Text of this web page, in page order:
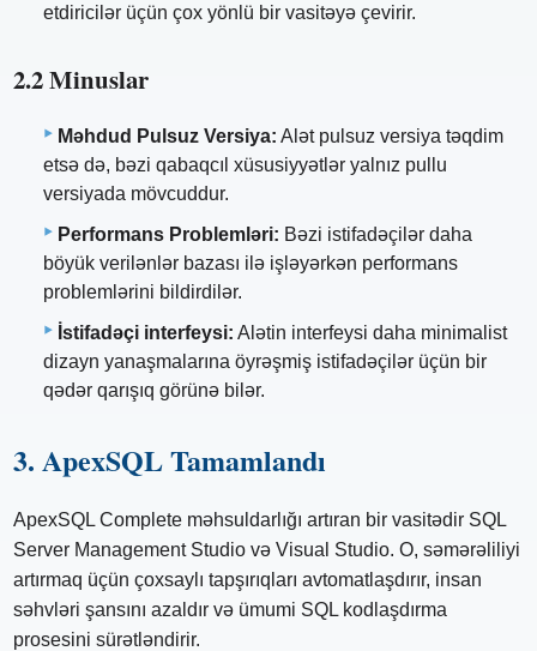
etdiricilər üçün çox yönlü bir vasitəyə çevirir.
2.2 Minuslar
Məhdud Pulsuz Versiya: Alət pulsuz versiya təqdim
etsə də, bəzi qabaqcıl xüsusiyyətlər yalnız pullu
versiyada mövcuddur.
Performans Problemləri: Bəzi istifadəçilər daha
böyük verilənlər bazası ilə işləyərkən performans
problemlərini bildirdilər.
İstifadəçi interfeysi: Alətin interfeysi daha minimalist
dizayn yanaşmalarına öyrəşmiş istifadəçilər üçün bir
qədər qarışıq görünə bilər.
3. ApexSQL Tamamlandı
ApexSQL Complete məhsuldarlığı artıran bir vasitədir SQL
Server Management Studio və Visual Studio. O, səmərəliliyi
artırmaq üçün çoxsaylı tapşırıqları avtomatlaşdırır, insan
səhvləri şansını azaldır və ümumi SQL kodlaşdırma
prosesini sürətləndirir.